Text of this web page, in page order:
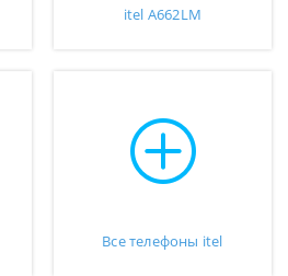
itel A662LM
Все телефоны itel